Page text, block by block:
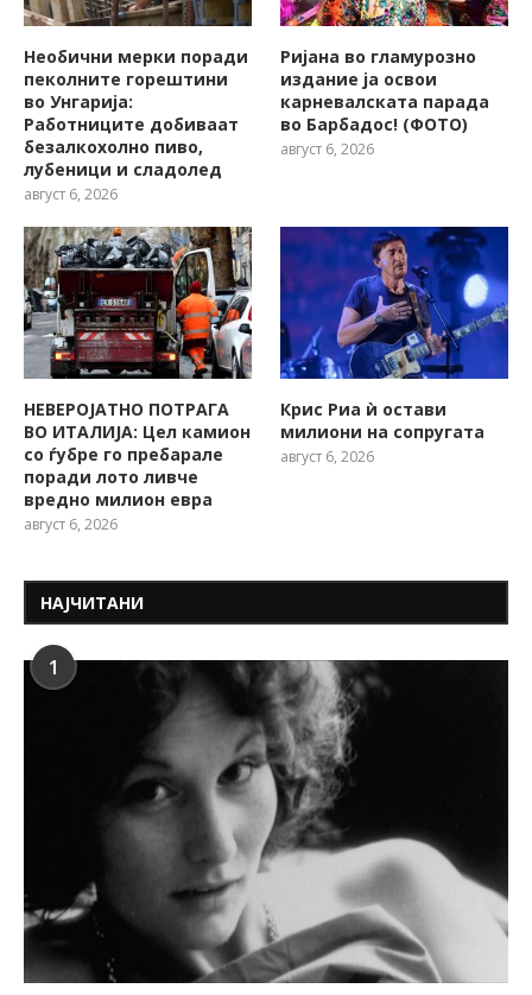
Необични мерки поради
пеколните горештини
во Унгарија:
Работниците добиваат
безалкохолно пиво,
лубеници и сладолед
август 6, 2026
Ријана во гламурозно
издание ја освои
карневалската парада
во Барбадос! (ФОТО)
август 6, 2026
НЕВЕРОЈАТНО ПОТРАГА
ВО ИТАЛИЈА: Цел камион
со ѓубре го пребарале
поради лото ливче
вредно милион евра
август 6, 2026
Крис Риа ѝ остави
милиони на сопругата
август 6, 2026
НАЈЧИТАНИ
1